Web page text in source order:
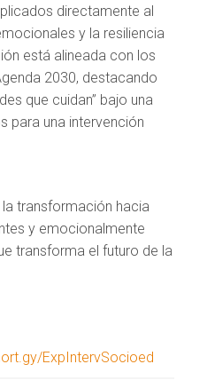
directamente al
y la resiliencia
está alineada con los
2030, destacando
que cuidan” bajo una
para una intervención
transformación hacia
y emocionalmente
transforma el futuro de la
ExpIntervSocioed